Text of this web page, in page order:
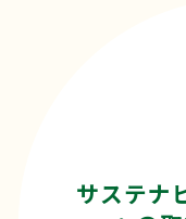
サステナ